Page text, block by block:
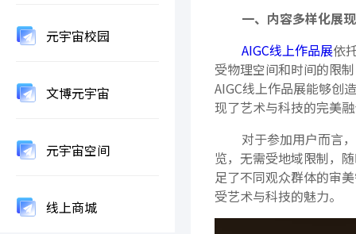
元宇宙校园
文博元宇宙
元宇宙空间
线上商城
一、内容多样化展现
AIGC线上作品展依
受物理空间和时间的限
AIGC线上作品展能够创
现了艺术与科技的完美
对于参加用户而言
览，无需受地域限制，
足了不同观众群体的审
受艺术与科技的魅力。